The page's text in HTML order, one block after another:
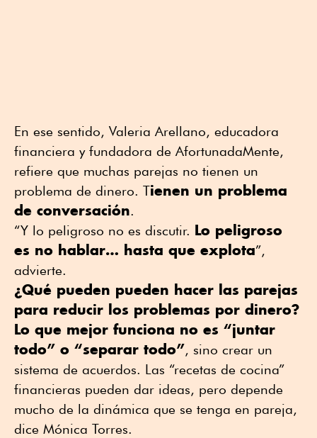
En ese sentido, Valeria Arellano, educadora
financiera y fundadora de AfortunadaMente,
refiere que muchas parejas no tienen un
problema de dinero. Tienen un problema
de conversación.
“Y lo peligroso no es discutir. Lo peligroso
es no hablar… hasta que explota”,
advierte.
¿Qué pueden pueden hacer las parejas
para reducir los problemas por dinero?
Lo que mejor funciona no es “juntar
todo” o “separar todo”, sino crear un
sistema de acuerdos. Las “recetas de cocina”
financieras pueden dar ideas, pero depende
mucho de la dinámica que se tenga en pareja,
dice Mónica Torres.